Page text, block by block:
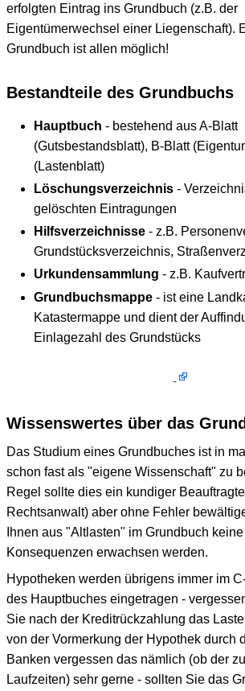
erfolgten Eintrag ins Grundbuch (z.B. der
Eigentümerwechsel einer Liegenschaft).
Grundbuch ist allen möglich!
Bestandteile des Grundbuchs
Hauptbuch - bestehend aus A-Blatt
(Gutsbestandsblatt), B-Blatt
(Lastenblatt)
Löschungsverzeichnis-
gelöschten Eintragungen
Hilfsverzeichnisse- z.B.
Grundstücksverzeichnis,
Urkundensammlung - z.B.
Grundbuchsmappe- ist eine
Katastermappe und dient der
Einlagezahl des Grundstücks
Wissenswertes über das
Das Studium eines Grundbuches ist in
schon fast als "eigene Wissenschaft" zu
Regel sollte dies ein kundiger
Rechtsanwalt) aber ohne Fehler
Ihnen aus "Altlasten" im Grundbuch
Konsequenzen erwachsen werden.
Hypotheken werden übrigens immer im
des Hauptbuches eingetragen -
Sie nach der Kreditrückzahlung das
von der Vormerkung der Hypothek durch
Banken vergessen das nämlich (ob der
Laufzeiten) sehr gerne - sollten Sie das